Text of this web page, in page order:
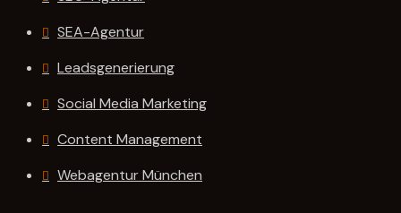
SEA-Agentur
Leadsgenerierung
Social Media Marketing
Content Management
Webagentur München